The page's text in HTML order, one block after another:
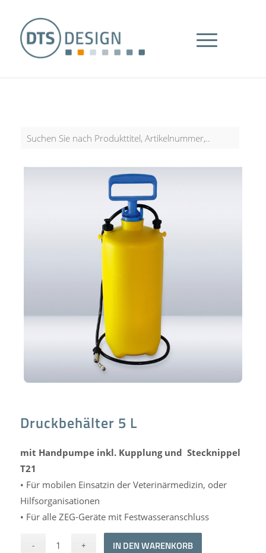
Druckbehälter 5 L
mit Handpumpe inkl. Kupplung und Stecknippel
T21
• Für mobilen Einsatzin der Veterinärmedizin, oder
Hilfsorganisationen
• Für alle ZEG-Geräte mit Festwasseranschluss
IN DEN WARENKORB